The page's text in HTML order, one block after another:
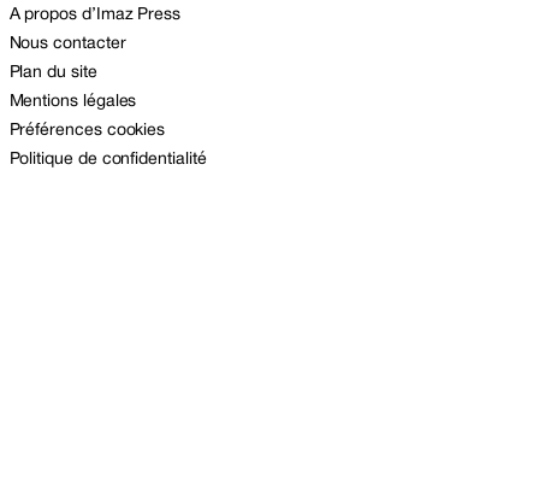
A propos d’Imaz Press
Nous contacter
Plan du site
Mentions légales
Préférences cookies
Politique de confidentialité